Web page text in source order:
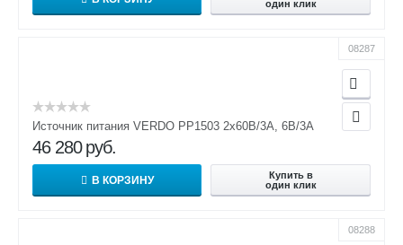
один клик
08287
Источник питания VERDO PP1503 2х60В/3А, 6В/3А
46 280 руб.
В КОРЗИНУ
Купить в
один клик
08288